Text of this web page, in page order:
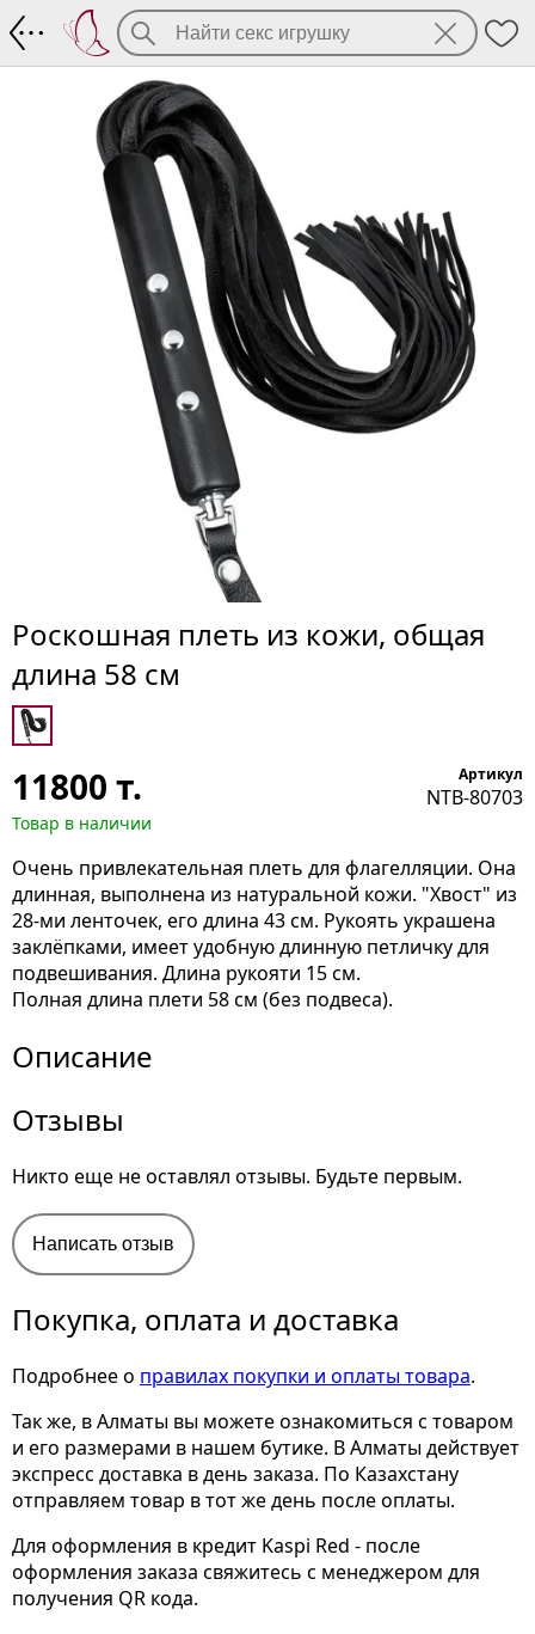
Роскошная плеть из кожи, общая
длина 58 см
11800 т.
Товар в наличии
Артикул
NTB-80703
Очень привлекательная плеть для флагелляции. Она
длинная, выполнена из натуральной кожи. "Хвост" из
28-ми ленточек, его длина 43 см. Рукоять украшена
заклёпками, имеет удобную длинную петличку для
подвешивания. Длина рукояти 15 см.
Полная длина плети 58 см (без подвеса).
Описание
Отзывы
Никто еще не оставлял отзывы. Будьте первым.
Написать отзыв
Покупка, оплата и доставка
Подробнее о правилах покупки и оплаты товара.
Так же, в Алматы вы можете ознакомиться с товаром
и его размерами в нашем бутике. В Алматы действует
экспресс доставка в день заказа. По Казахстану
отправляем товар в тот же день после оплаты.
Для оформления в кредит Kaspi Red - после
оформления заказа свяжитесь с менеджером для
получения QR кода.
Роскошная плеть из кожи, общая